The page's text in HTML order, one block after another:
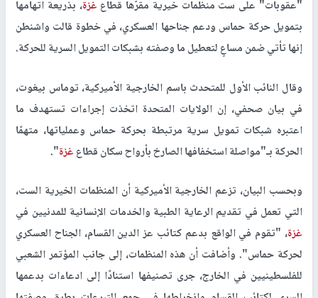
"عقوبات" على ست منظمات خيرية مقرّها قطاع غزة، بذريعة اتهامها
بتمويل حركة حماس ودعم جناحها العسكري، في خطوة قالت واشنطن
إنها تأتي ضمن مساعٍ لتعطيل ما وصفته بشبكات التمويل السرية للحركة.
وقال النائب الأول للمتحدث باسم الخارجية الأميركية، توماس بيغوت،
في بيان صحفي، إن الولايات المتحدة اتخذت إجراءات تستهدف ما
اعتبره شبكات تمويل سرية مرتبطة بحركة حماس وعملياتها، متهمًا
الحركة بـ"مواصلة استخفافها الصارخ بأرواح سكان قطاعغزة".
وبحسب البيان، تزعم الخارجية الأميركية أن المنظمات الخيرية الست،
التي تعمل في تقديم الرعاية الطبية والخدمات الإنسانية للمدنيين في
غزة، "تقوم في الواقع بدعم كتائب عز الدين القسام، الجناح العسكري
لحركة حماس". وأضافت أن هذه المنظمات، إلى جانب المؤتمر الشعبي
للفلسطينيين في الخارج، جرى تصنيفها استنادًا إلى ادعاءات بدعمها